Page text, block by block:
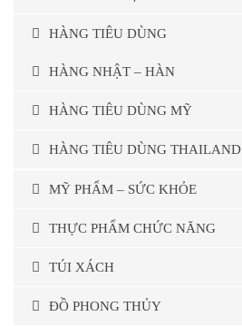
HÀNG TIÊU DÙNG
HÀNG NHẬT – HÀN
HÀNG TIÊU DÙNG MỸ
HÀNG TIÊU DÙNG THAILAND
MỸ PHẨM – SỨC KHỎE
THỰC PHẨM CHỨC NĂNG
TÚI XÁCH
ĐỒ PHONG THỦY